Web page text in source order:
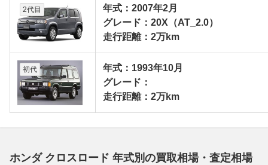
2代目
年式：2007年2月
グレード：20X（AT_2.0）
走行距離：2万km
初代
年式：1993年10月
グレード：
走行距離：2万km
ホンダ クロスロード 年式別の買取相場・査定相場